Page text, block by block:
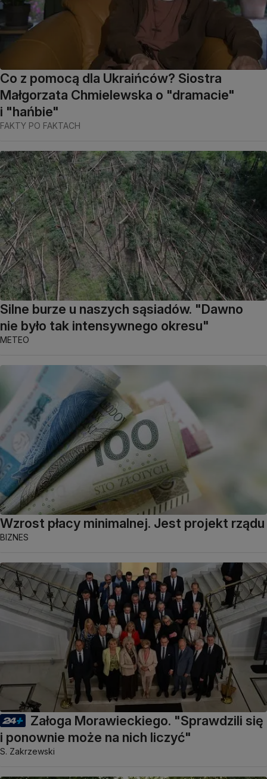
Co z pomocą dla Ukraińców? Siostra
Małgorzata Chmielewska o "dramacie"
i "hańbie"
FAKTY PO FAKTACH
Silne burze u naszych sąsiadów. "Dawno
nie było tak intensywnego okresu"
METEO
Wzrost płacy minimalnej. Jest projekt rządu
BIZNES
Załoga Morawieckiego. "Sprawdzili się
i ponownie może na nich liczyć"
S. Zakrzewski